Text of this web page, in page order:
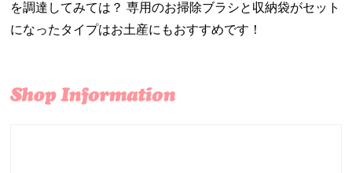
を調達してみては？ 専用のお掃除ブラシと収納袋がセット
になったタイプはお土産にもおすすめです！